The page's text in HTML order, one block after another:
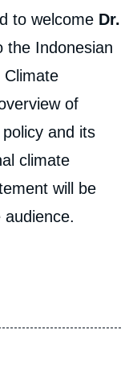
to welcome Dr.
the Indonesian
Climate
of
and its
climate
will be